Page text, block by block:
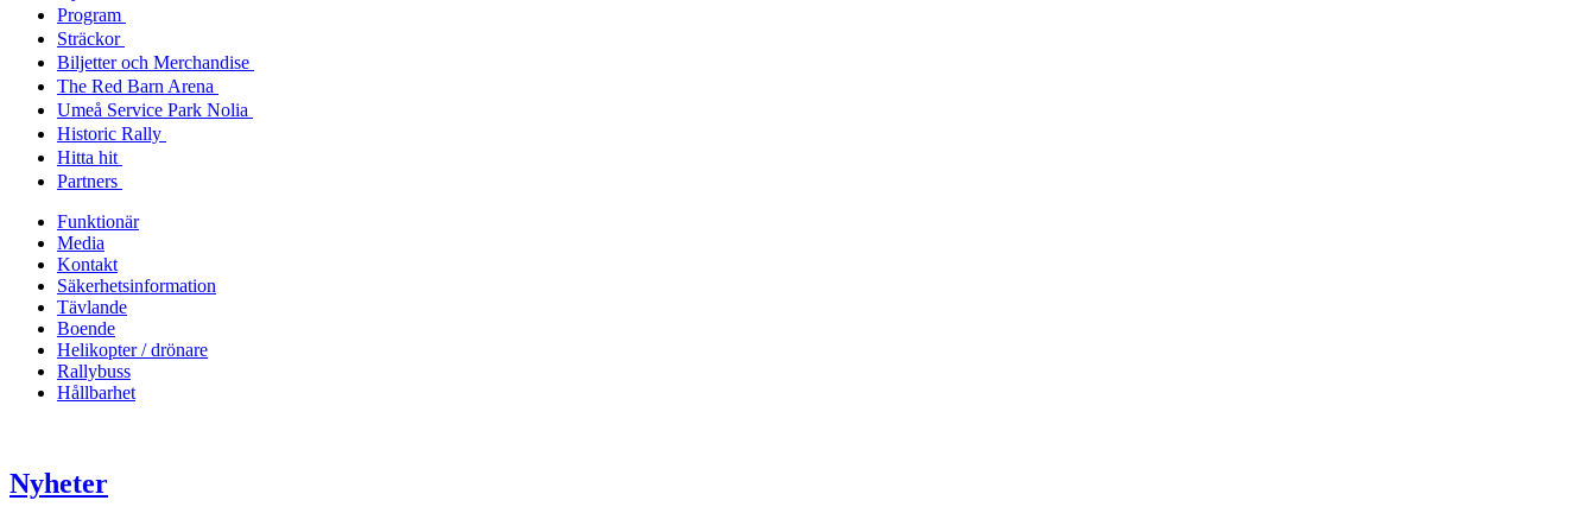
Program
Sträckor
Biljetter och Merchandise
The Red Barn Arena
Umeå Service Park Nolia
Historic Rally
Hitta hit
Partners
Funktionär
Media
Kontakt
Säkerhetsinformation
Tävlande
Boende
Helikopter / drönare
Rallybuss
Hållbarhet
Nyheter